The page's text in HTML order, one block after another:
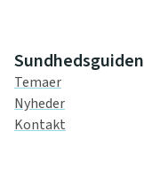
Sundhedsguiden
Temaer
Nyheder
Kontakt